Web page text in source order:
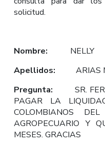
solicitud.
Nombre: NELLY
Apellidos:
Pregunta: SR.
PAGAR LA
COLOMBIANOS
AGROPECUARIO Y
MESES. GRACIAS